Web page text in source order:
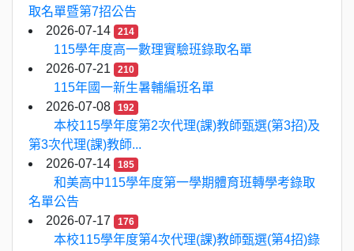
取名單暨第7招公告
2026-07-14
214
115學年度高一數理實驗班錄取名單
2026-07-21
210
115年國一新生暑輔編班名單
2026-07-08
192
本校115學年度第2次代理(課)教師甄選(第3招)及
第3次代理(課)教師...
2026-07-14
185
和美高中115學年度第一學期體育班轉學考錄取
名單公告
2026-07-17
176
本校115學年度第4次代理(課)教師甄選(第4招)錄